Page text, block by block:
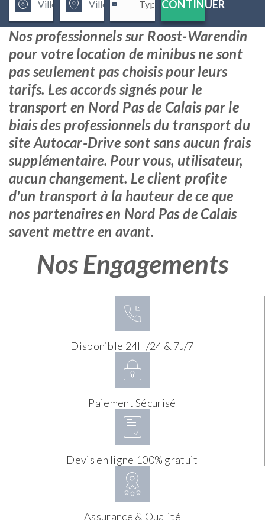
CONTINUER
Nos professionnels sur Roost-Warendin
pour votre location de minibus ne sont
pas seulement pas choisis pour leurs
tarifs. Les accords signés pour le
transport en Nord Pas de Calais par le
biais des professionnels du transport du
site Autocar-Drive sont sans aucun frais
supplémentaire. Pour vous, utilisateur,
aucun changement. Le client profite
d'un transport à la hauteur de ce que
nos partenaires en Nord Pas de Calais
savent mettre en avant.
Nos Engagements
Disponible 24H/24 & 7J/7
Paiement Sécurisé
Devis en ligne 100% gratuit
Assurance & Qualité